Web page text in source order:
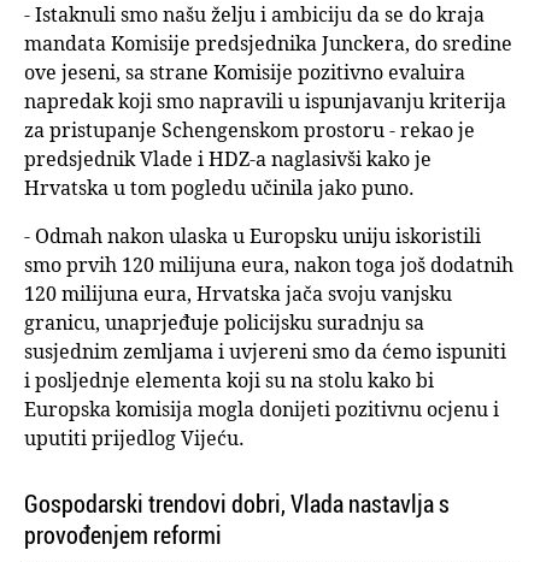
- Istaknuli smo našu želju i ambiciju da se do kraja
mandata Komisije predsjednika Junckera, do sredine
ove jeseni, sa strane Komisije pozitivno evaluira
napredak koji smo napravili u ispunjavanju kriterija
za pristupanje Schengenskom prostoru - rekao je
predsjednik Vlade i HDZ-a naglasivši kako je
Hrvatska u tom pogledu učinila jako puno.
- Odmah nakon ulaska u Europsku uniju iskoristili
smo prvih 120 milijuna eura, nakon toga još dodatnih
120 milijuna eura, Hrvatska jača svoju vanjsku
granicu, unaprjeđuje policijsku suradnju sa
susjednim zemljama i uvjereni smo da ćemo ispuniti
i posljednje elementa koji su na stolu kako bi
Europska komisija mogla donijeti pozitivnu ocjenu i
uputiti prijedlog Vijeću.
Gospodarski trendovi dobri, Vlada nastavlja s
provođenjem reformi